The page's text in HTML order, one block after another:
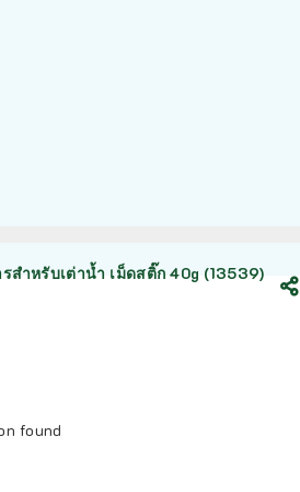
สำหรับเต่าน้ำ เม็ดสติ๊ก 40g (13539)
found